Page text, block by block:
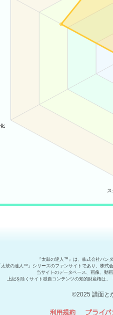
『太鼓の達人™』は、株式会社バン
太鼓の達人™』シリーズのファンサイトであり、株式
当サイトのデータベース、画像、動
上記を除くサイト独自コンテンツの知的財産権は、
©2025 譜面と
利用規約 プライ